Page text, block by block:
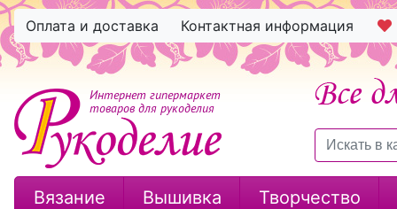
Оплата и доставка Контактная информация
Интернет гипермаркет
товаров для рукоделия
Вязание Вышивка Творчество